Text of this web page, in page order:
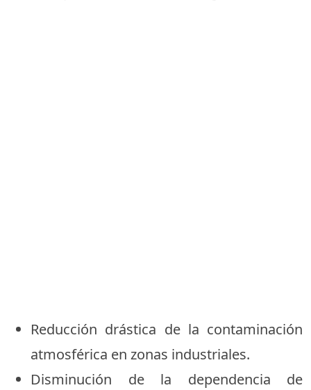
Reducción drástica de la contaminación
atmosférica en zonas industriales.
Disminución de la dependencia de